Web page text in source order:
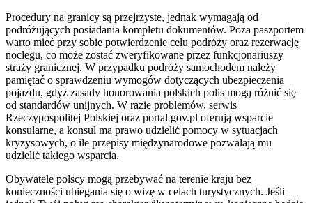
Procedury na granicy są przejrzyste, jednak wymagają od
podróżujących posiadania kompletu dokumentów. Poza paszportem
warto mieć przy sobie potwierdzenie celu podróży oraz rezerwację
noclegu, co może zostać zweryfikowane przez funkcjonariuszy
straży granicznej. W przypadku podróży samochodem należy
pamiętać o sprawdzeniu wymogów dotyczących ubezpieczenia
pojazdu, gdyż zasady honorowania polskich polis mogą różnić się
od standardów unijnych. W razie problemów, serwis
Rzeczypospolitej Polskiej oraz portal gov.pl oferują wsparcie
konsularne, a konsul ma prawo udzielić pomocy w sytuacjach
kryzysowych, o ile przepisy międzynarodowe pozwalają mu
udzielić takiego wsparcia.
Obywatele polscy mogą przebywać na terenie kraju bez
konieczności ubiegania się o wizę w celach turystycznych. Jeśli